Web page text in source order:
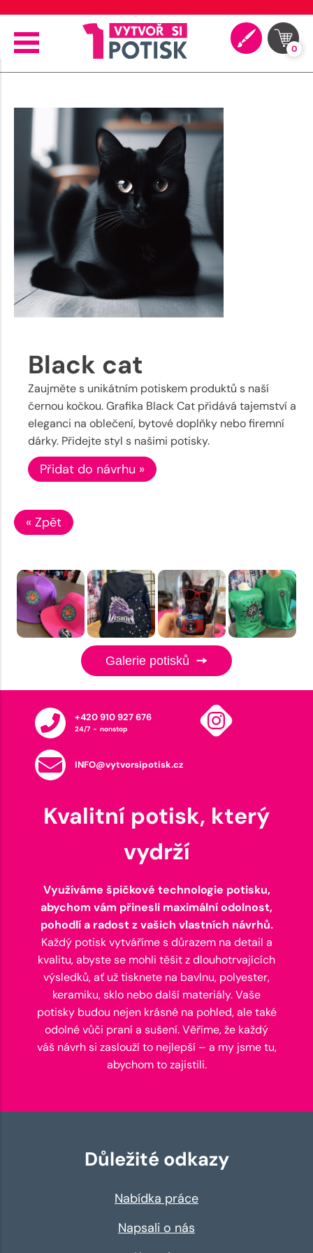
0
Black cat
Zaujměte s unikátním potiskem produktů s naší
černou kočkou. Grafika Black Cat přidává tajemství a
eleganci na oblečení, bytové doplňky nebo firemní
dárky. Přidejte styl s našimi potisky.
Přidat do návrhu »
« Zpět
Galerie potisků
+420 910 927 676
24/7 - nonstop
INFO@vytvorsipotisk.cz
Kvalitní potisk, který
vydrží
Využíváme špičkové technologie potisku,
abychom vám přinesli maximální odolnost,
pohodlí a radost z vašich vlastních návrhů.
Každý potisk vytváříme s důrazem na detail a
kvalitu, abyste se mohli těšit z dlouhotrvajících
výsledků, ať už tisknete na bavlnu, polyester,
keramiku, sklo nebo další materiály. Vaše
potisky budou nejen krásné na pohled, ale také
odolné vůči praní a sušení. Věříme, že každý
váš návrh si zaslouží to nejlepší – a my jsme tu,
abychom to zajistili.
Důležité odkazy
Nabídka práce
Napsali o nás